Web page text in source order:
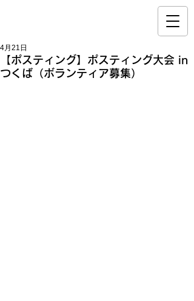
【ポスティング】ポスティング大会 in
つくば（ボランティア募集）
4月21日